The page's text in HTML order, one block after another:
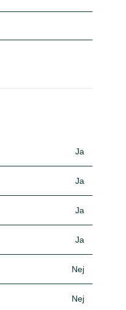
Ja
Ja
Ja
Ja
Nej
Nej